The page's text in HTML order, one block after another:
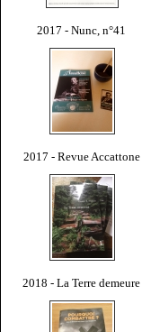
2017 - Nunc, n°41
2017 - Revue Accattone
2018 - La Terre demeure